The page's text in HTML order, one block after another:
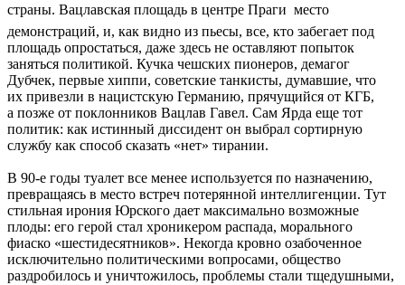
страны. Вацлавская площадь в центре Праги  место
демонстраций, и, как видно из пьесы, все, кто забегает под
площадь опростаться, даже здесь не оставляют попыток
заняться политикой. Кучка чешских пионеров, демагог
Дубчек, первые хиппи, советские танкисты, думавшие, что
их привезли в нацистскую Германию, прячущийся от КГБ,
а позже от поклонников Вацлав Гавел. Сам Ярда еще тот
политик: как истинный диссидент он выбрал сортирную
службу как способ сказать «нет» тирании.
В 90-е годы туалет все менее используется по назначению,
превращаясь в место встреч потерянной интеллигенции. Тут
стильная ирония Юрского дает максимально возможные
плоды: его герой стал хроникером распада, морального
фиаско «шестидесятников». Некогда кровно озабоченное
исключительно политическими вопросами, общество
раздробилось и уничтожилось, проблемы стали тщедушными,